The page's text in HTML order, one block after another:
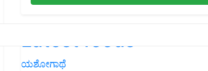
Latest feeds
ಯಶೋಗಾಥೆ